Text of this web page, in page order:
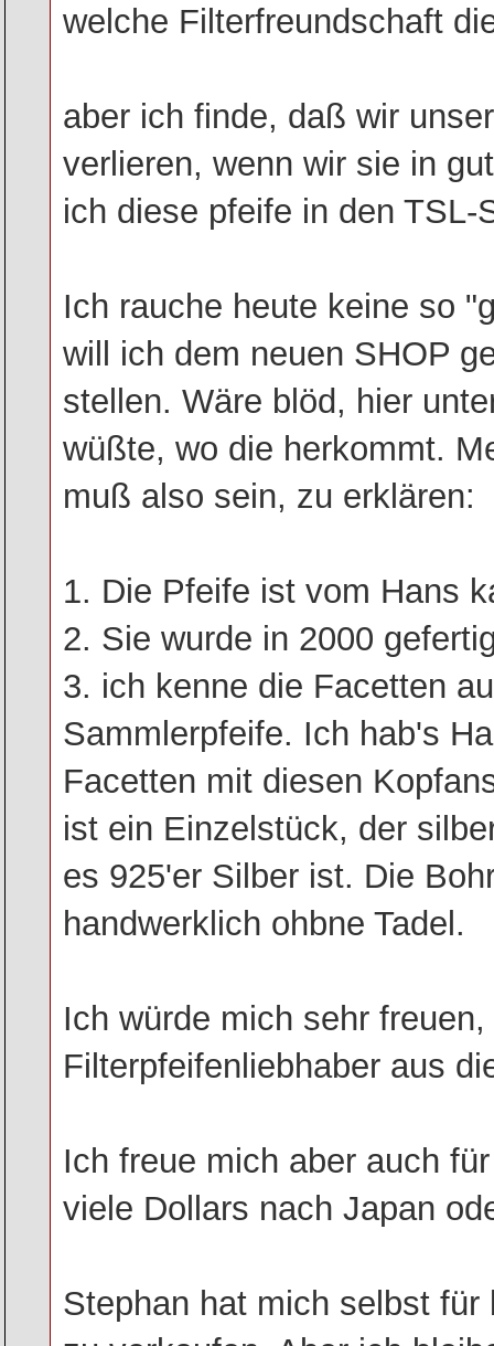
welche Filterfreundschaft
aber ich finde, daß wir
verlieren, wenn wir sie in
ich diese pfeife in den TSL-
Ich rauche heute keine so
will ich dem neuen SHOP
stellen. Wäre blöd, hier
wüßte, wo die herkommt.
muß also sein, zu erklären:
1. Die Pfeife ist vom Hans
2. Sie wurde in 2000
3. ich kenne die Facetten
Sammlerpfeife. Ich hab's
Facetten mit diesen
ist ein Einzelstück, der
es 925'er Silber ist. Die
handwerklich ohbne Tadel.
Ich würde mich sehr
Filterpfeifenliebhaber aus
Ich freue mich aber auch
viele Dollars nach Japan
Stephan hat mich selbst